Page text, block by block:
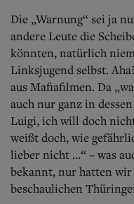
Die „Warnung“ sei ja
andere Leute die
könnten, natürlich
Linksjugend selbst.
aus Mafiafilmen. Da
auch nur ganz in
Luigi, ich will doch
weißt doch, wie
lieber nicht ...“ – was
bekannt, nur hatten wir
beschaulichen